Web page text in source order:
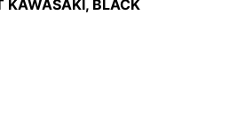
KAWASAKI, BLACK